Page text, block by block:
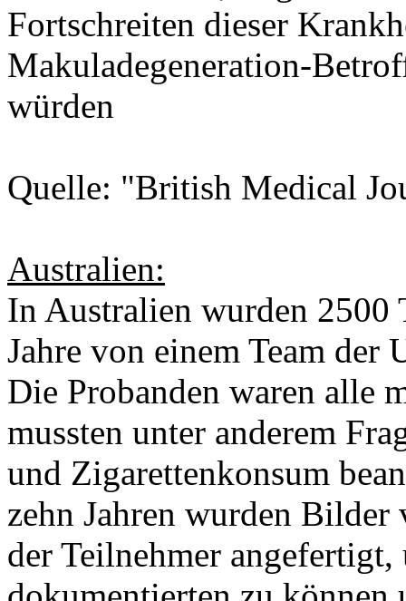
Fortschreiten dieser
Makuladegeneration-
würden
Quelle: "British Medical
Australien:
In Australien wurden 2500
Jahre von einem Team
Die Probanden waren alle
mussten unter anderem
und Zigarettenkonsum
zehn Jahren wurden
der Teilnehmer